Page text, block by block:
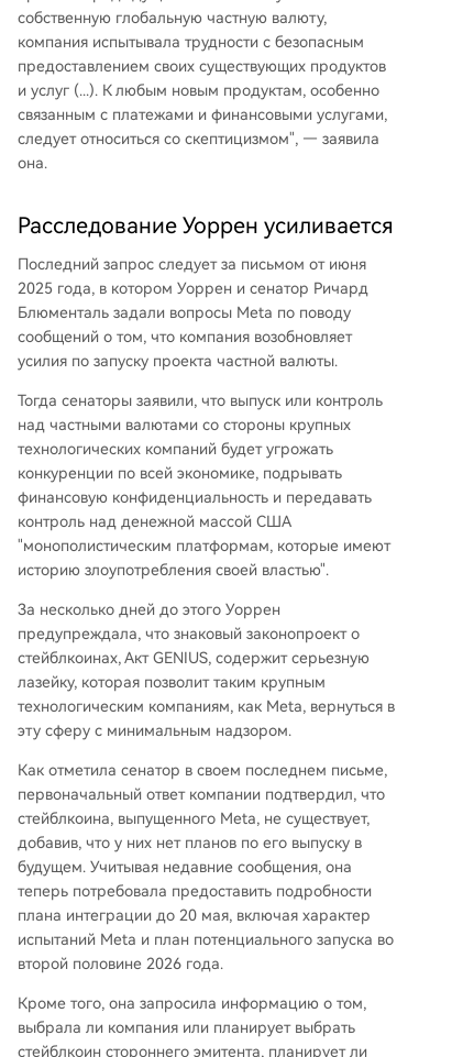
собственную глобальную частную валюту,
компания испытывала трудности с безопасным
предоставлением своих существующих продуктов
и услуг (...). К любым новым продуктам, особенно
связанным с платежами и финансовыми услугами,
следует относиться со скептицизмом", — заявила
она.
Расследование Уоррен усиливается
Последний запрос следует за письмом от июня
2025 года, в котором Уоррен и сенатор Ричард
Блюменталь задали вопросы Meta по поводу
сообщений о том, что компания возобновляет
усилия по запуску проекта частной валюты.
Тогда сенаторы заявили, что выпуск или контроль
над частными валютами со стороны крупных
технологических компаний будет угрожать
конкуренции по всей экономике, подрывать
финансовую конфиденциальность и передавать
контроль над денежной массой США
"монополистическим платформам, которые имеют
историю злоупотребления своей властью".
За несколько дней до этого Уоррен
предупреждала, что знаковый законопроект о
стейблкоинах, Акт GENIUS, содержит серьезную
лазейку, которая позволит таким крупным
технологическим компаниям, как Meta, вернуться в
эту сферу с минимальным надзором.
Как отметила сенатор в своем последнем письме,
первоначальный ответ компании подтвердил, что
стейблкоина, выпущенного Meta, не существует,
добавив, что у них нет планов по его выпуску в
будущем. Учитывая недавние сообщения, она
теперь потребовала предоставить подробности
плана интеграции до 20 мая, включая характер
испытаний Meta и план потенциального запуска во
второй половине 2026 года.
Кроме того, она запросила информацию о том,
выбрала ли компания или планирует выбрать
стейблкоин стороннего эмитента, планирует ли